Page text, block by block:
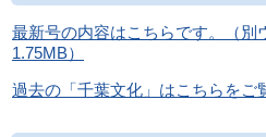
最新号の内容はこちらです。（別
1.75MB）
過去の「千葉文化」はこちらをご